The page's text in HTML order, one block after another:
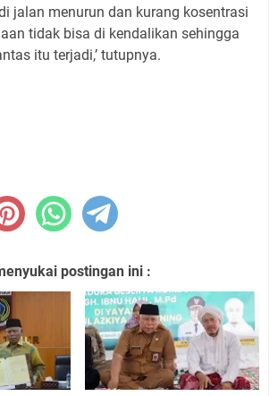
jalan menurun dan kurang kosentrasi
tidak bisa di kendalikan sehingga
itu terjadi,’ tutupnya.
postingan ini :